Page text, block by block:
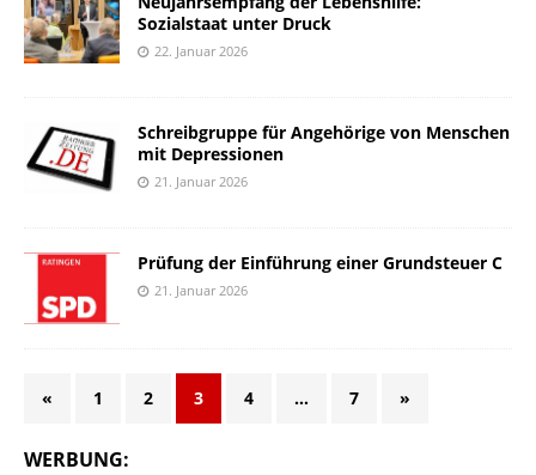
Sozialstaat unter Druck
22. Januar 2026
Schreibgruppe für Angehörige von Menschen
mit Depressionen
21. Januar 2026
Prüfung der Einführung einer Grundsteuer C
21. Januar 2026
« 1 2 3 4 … 7 »
WERBUNG: